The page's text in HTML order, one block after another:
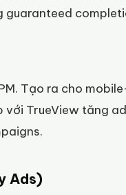
guaranteed
Tạo ra cho
với TrueView tăng
Ads)